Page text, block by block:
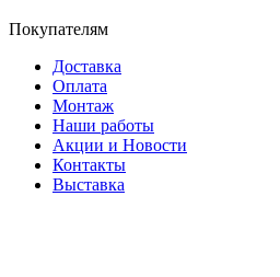
Покупателям
Доставка
Оплата
Монтаж
Наши работы
Акции и Новости
Контакты
Выставка